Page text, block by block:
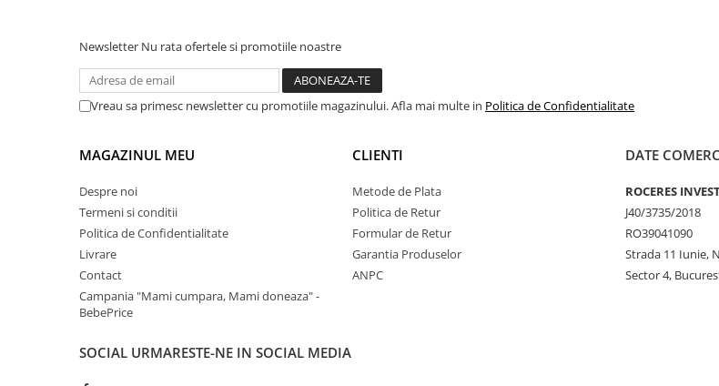
Newsletter Nu rata ofertele si promotiile noastre
Vreau sa primesc newsletter cu promotiile magazinului. Afla mai multe in Politica de Confidentialitate
MAGAZINUL MEU
Despre noi
Termeni si conditii
Politica de Confidentialitate
Livrare
Contact
Campania "Mami cumpara, Mami doneaza" -
BebePrice
CLIENTI
Metode de Plata
Politica de Retur
Formular de Retur
Garantia Produselor
ANPC
DATE
ROCERES
J40/3735/2018
RO39041090
Strada 11 Iunie,
Sector 4,
SOCIAL URMARESTE-NE IN SOCIAL MEDIA